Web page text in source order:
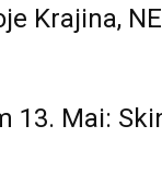
Krajina,
13. Mai: